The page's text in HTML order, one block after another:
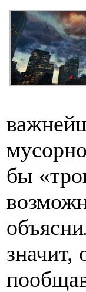
бы
значит,